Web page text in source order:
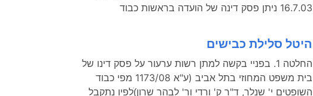
16.7.03 ניתן פסק דינה של הועדה בראשות כבוד
היטל סלילת כבישים
החלטה 1. בפניי בקשה למתן רשות ערעור על פסק דינו של
בית משפט המחוזי בתל אביב (ע"א 1173/08 מפי כבוד
השופטים י' שנלר, ד"ר ק' ורדי ור' לבהר שרון)ׁלפיו נתקבל